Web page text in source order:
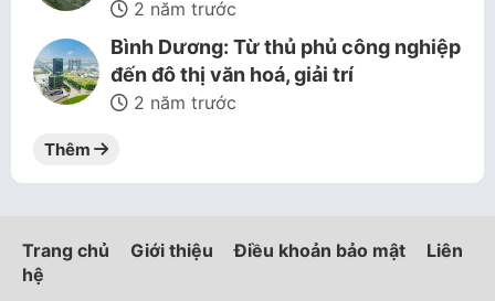
2 năm trước
Bình Dương: Từ thủ phủ công nghiệp
đến đô thị văn hoá, giải trí
2 năm trước
Thêm
Trang chủ Giới thiệu Điều khoản bảo mật
Liên
hệ